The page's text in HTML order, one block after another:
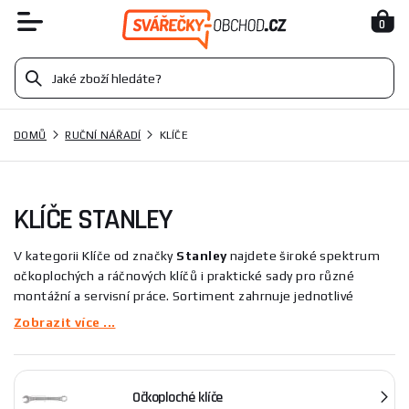
0
DOMŮ RUČNÍ NÁŘADÍ KLÍČE
KLÍČE STANLEY
V kategorii Klíče od značky Stanleynajdete široké spektrum
očkoplochých a ráčnových klíčů i praktické sady pro různé
montážní a servisní práce. Sortiment zahrnuje jednotlivé
očkoploché klíče i sestavy ráčnových setů v různých
servisu i dílně – pro profesionály i domácí kutily.
Tato kategorie se vyznačuje rozmanitostí typů klíčů —
Zobrazit více ...
Očkoploché klíče